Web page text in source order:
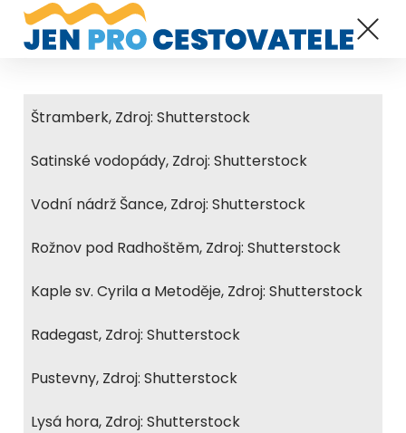
Štramberk, Zdroj: Shutterstock
Satinské vodopády, Zdroj: Shutterstock
Vodní nádrž Šance, Zdroj: Shutterstock
Rožnov pod Radhoštěm, Zdroj: Shutterstock
Kaple sv. Cyrila a Metoděje, Zdroj: Shutterstock
Radegast, Zdroj: Shutterstock
Pustevny, Zdroj: Shutterstock
Lysá hora, Zdroj: Shutterstock